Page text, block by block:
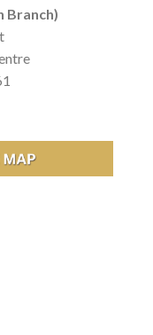
Branch)